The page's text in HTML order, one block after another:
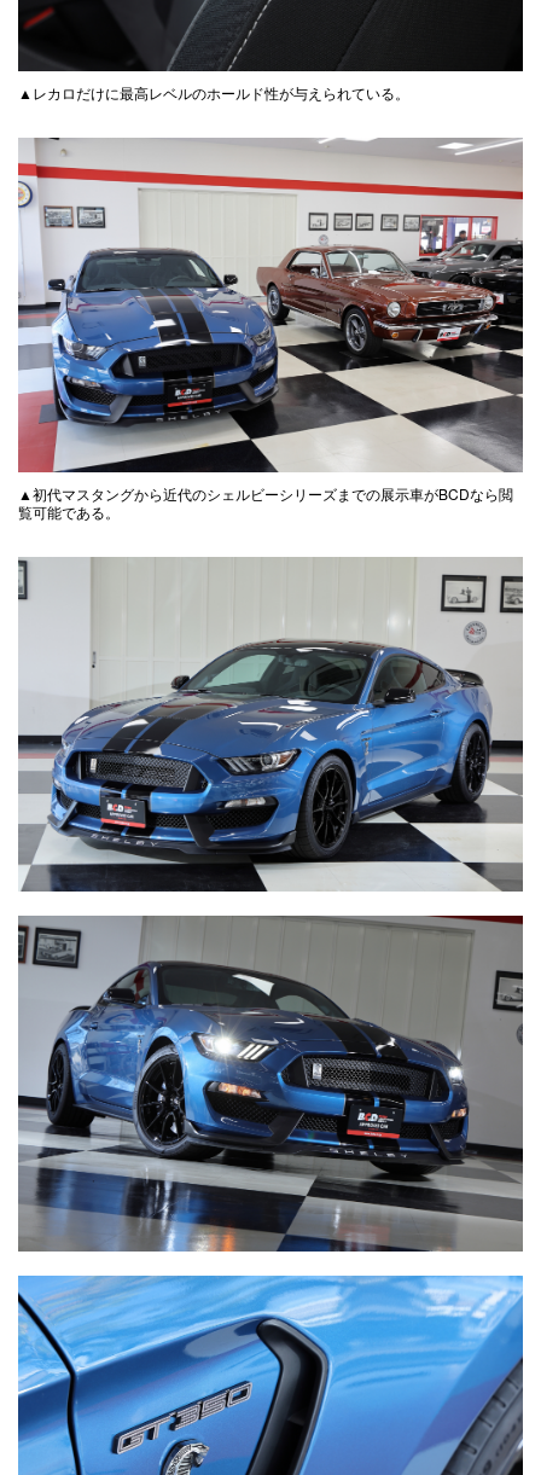
▲レカロだけに最高レベルのホールド性が与えられている。
▲初代マスタングから近代のシェルビーシリーズまでの展示車がBCDなら閲
覧可能である。